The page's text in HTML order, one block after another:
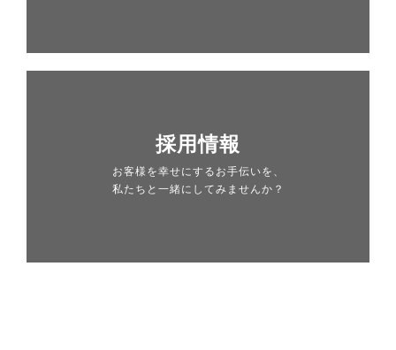
採用情報
お客様を幸せにするお手伝いを、
私たちと一緒にしてみませんか？